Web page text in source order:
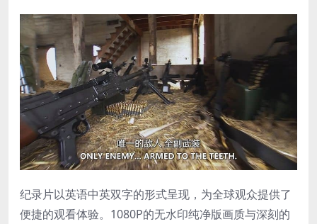
纪录片以英语中英双字的形式呈现，为全球观众提供了
便捷的观看体验。1080P的无水印纯净版画质与深刻的